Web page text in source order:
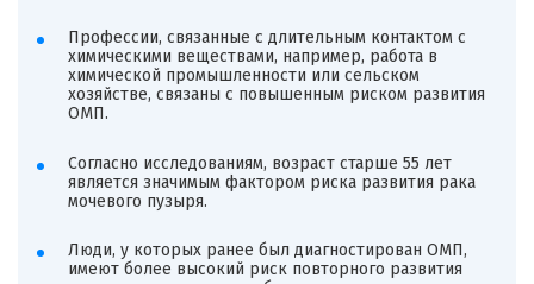
Профессии, связанные с длительным контактом с
химическими веществами, например, работа в
химической промышленности или сельском
хозяйстве, связаны с повышенным риском развития
ОМП.
Согласно исследованиям, возраст старше 55 лет
является значимым фактором риска развития рака
мочевого пузыря.
Люди, у которых ранее был диагностирован ОМП,
имеют более высокий риск повторного развития